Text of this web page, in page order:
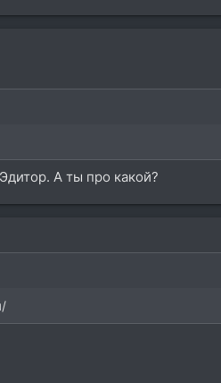
А ты про какой?